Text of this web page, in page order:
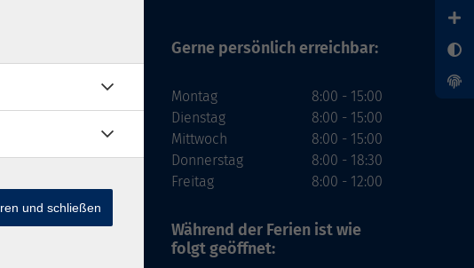
Gerne persönlich erreichbar:
Montag
Dienstag
Mittwoch
Donnerstag
Freitag
8:00 - 15:00
8:00 - 15:00
8:00 - 15:00
8:00 - 18:30
8:00 - 12:00
Während der Ferien ist wie
folgt geöffnet:
und schließen